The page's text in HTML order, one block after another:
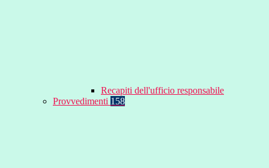
Recapiti dell'ufficio responsabile
Provvedimenti 158